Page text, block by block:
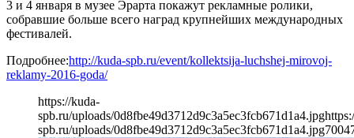
3 и 4 января в музее Эрарта покажут рекламные ролики,
собравшие больше всего наград крупнейших международных
фестивалей.
Подробнее:http://kuda-spb.ru/event/kollektsija-luchshej-mirovoj-
reklamy-2016-goda/
https://kuda-
spb.ru/uploads/0d8fbe49d3712d9c3a5ec3fcb671d1a4.jpg
spb.ru/uploads/0d8fbe49d3712d9c3a5ec3fcb671d1a4.jpg700